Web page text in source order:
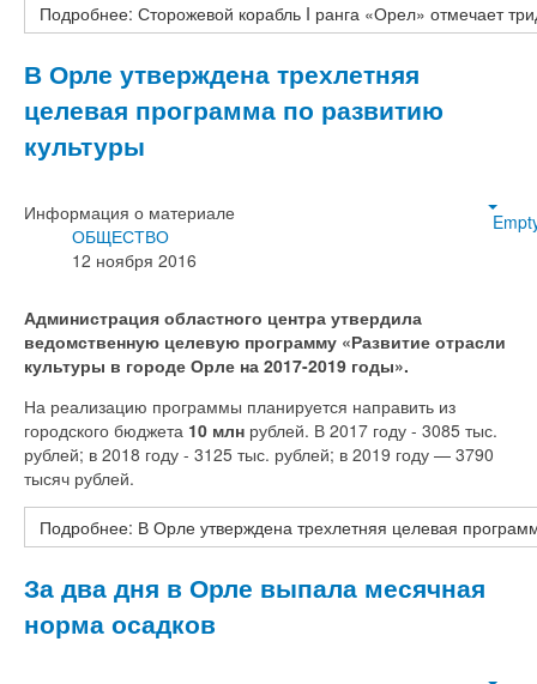
Подробнее: Сторожевой корабль I ранга «Орел» отмечает
В Орле утверждена трехлетняя
целевая программа по развитию
культуры
Информация о материале
ОБЩЕСТВО
12 ноября 2016
Администрация областного центра утвердила
ведомственную целевую программу «Развитие отрасли
культуры в городе Орле на 2017-2019 годы».
На реализацию программы планируется направить из
городского бюджета 10 млн рублей. В 2017 году - 3085 тыс.
рублей; в 2018 году - 3125 тыс. рублей; в 2019 году — 3790
тысяч рублей.
Подробнее: В Орле утверждена трехлетняя целевая
За два дня в Орле выпала месячная
норма осадков